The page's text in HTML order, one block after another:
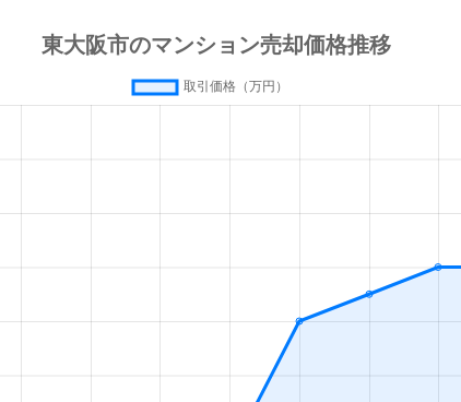
徒歩4分 65m² 築16年
徒歩14分 60m² 築35年
徒歩15分 70m² 築17年
築53年 -
徒歩2分 65m²
75m²